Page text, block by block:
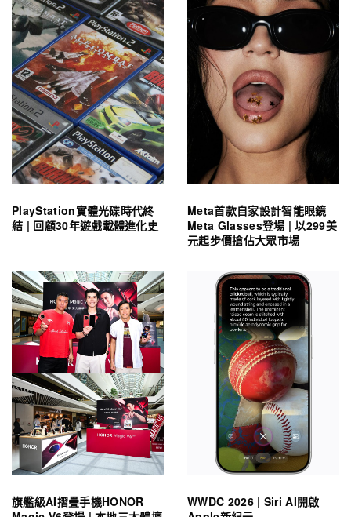
PlayStation實體光碟時代終
結 | 回顧30年遊戲載體進化史
Meta首款自家設計智能眼鏡
Meta Glasses登場 | 以299美
元起步價搶佔大眾市場
旗艦級AI摺疊手機HONOR
WWDC 2026 | Siri AI開啟